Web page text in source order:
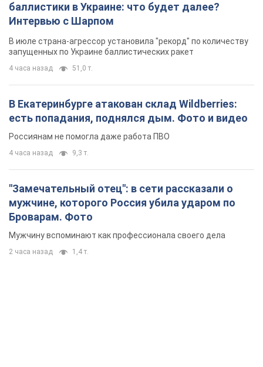
баллистики в Украине: что будет далее?
Интервью с Шарпом
В июле страна-агрессор установила "рекорд" по количеству
запущенных по Украине баллистических ракет
4 часа назад 51,0 т.
В Екатеринбурге атакован склад Wildberries:
есть попадания, поднялся дым. Фото и видео
Россиянам не помогла даже работа ПВО
4 часа назад 9,3 т.
"Замечательный отец": в сети рассказали о
мужчине, которого Россия убила ударом по
Броварам. Фото
Мужчину вспоминают как профессионала своего дела
2 часа назад 1,4 т.